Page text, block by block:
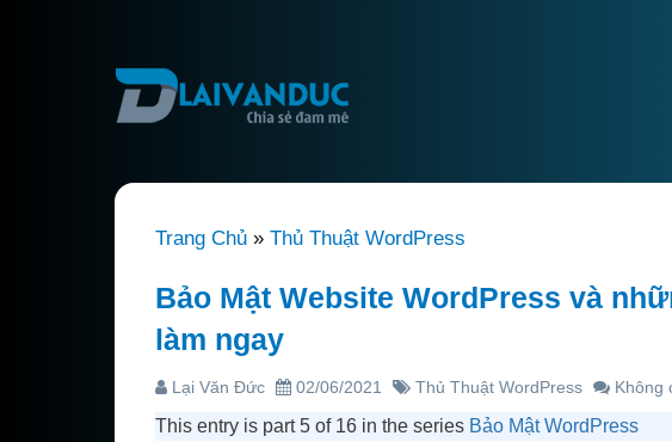
Trang Chủ »Thủ Thuật WordPress
Bảo Mật Website WordPress và
làm ngay
Lại Văn Đức 02/06/2021 Thủ Thuật WordPress Không
This entry is part 5 of 16 in the series Bảo Mật WordPress